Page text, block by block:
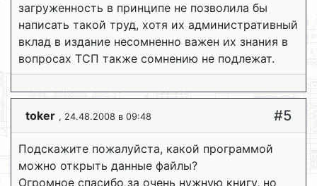
загруженность в принципе не позволила бы
написать такой труд, хотя их административный
вклад в издание несомненно важен их знания в
вопросах ТСП также сомнению не подлежат.
toker , 24.48.2008 в 09:48 #5
Подскажите пожалуйста, какой программой
можно открыть данные файлы?
Огромное спасибо за очень нужную книгу, но